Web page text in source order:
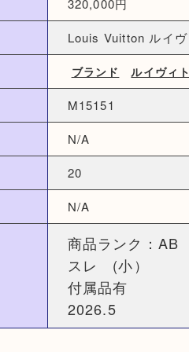
320,000円
Louis Vuitton ルイヴ
ブランド ルイヴィ
M15151
N/A
20
N/A
商品ランク：AB
スレ (小）
付属品有
2026.5